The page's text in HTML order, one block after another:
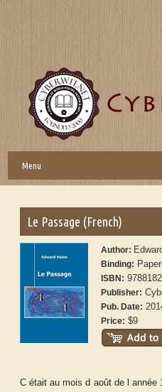
Menu
Le Passage (French)
Author:
Binding:
ISBN:
Publisher:
Pub. Date:
Price: $9
C était au mois d août de l année